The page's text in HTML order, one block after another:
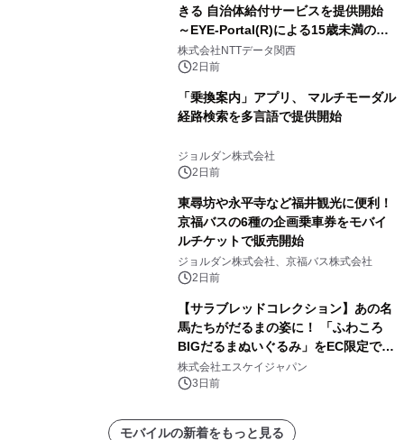
きる 自治体給付サービスを提供開始
～EYE-Portal(R)による15歳未満の本
人認証と デジタルデバイド対策で実現
～
株式会社NTTデータ関西
2日前
「乗換案内」アプリ、 マルチモーダル
経路検索を多言語で提供開始
ジョルダン株式会社
2日前
東尋坊や永平寺など福井観光に便利！
京福バスの6種の企画乗車券をモバイ
ルチケットで販売開始
ジョルダン株式会社、京福バス株式会社
2日前
【サラブレッドコレクション】あの名
馬たちがだるまの姿に！ 「ふわころ
BIGだるまぬいぐるみ」をEC限定で受
注販売開始
株式会社エスケイジャパン
3日前
モバイルの新着をもっと見る